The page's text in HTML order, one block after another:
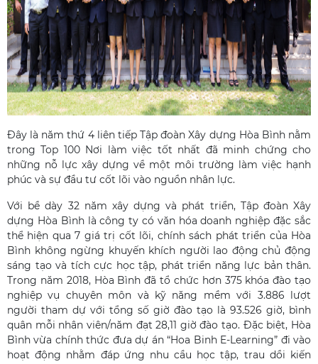
Đây là năm thứ 4 liên tiếp Tập đoàn Xây dựng Hòa Bình nằm
trong Top 100 Nơi làm việc tốt nhất đã minh chứng cho
những nỗ lực xây dựng về một môi trường làm việc hạnh
phúc và sự đầu tư cốt lõi vào nguồn nhân lực.
Với bề dày 32 năm xây dựng và phát triển, Tập đoàn Xây
dựng Hòa Bình là công ty có văn hóa doanh nghiệp đặc sắc
thể hiện qua 7 giá trị cốt lõi, chính sách phát triển của Hòa
Bình không ngừng khuyến khích người lao động chủ động
sáng tạo và tích cực học tập, phát triển năng lực bản thân.
Trong năm 2018, Hòa Bình đã tổ chức hơn 375 khóa đào tạo
nghiệp vụ chuyên môn và kỹ năng mềm với 3.886 lượt
người tham dự với tổng số giờ đào tạo là 93.526 giờ, bình
quân mỗi nhân viên/năm đạt 28,11 giờ đào tạo. Đặc biệt, Hòa
Bình vừa chính thức đưa dự án “Hoa Binh E-Learning” đi vào
hoạt động nhằm đáp ứng nhu cầu học tập, trau dồi kiến